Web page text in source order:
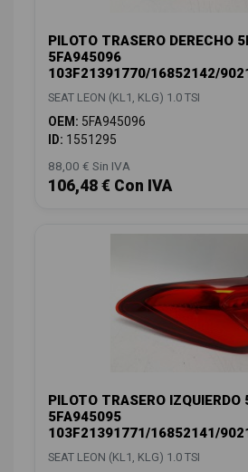
PILOTO TRASERO DERECHO
5FA945096
103F21391770/16852142/
SEAT LEON (KL1, KLG) 1.0 TSI
OEM: 5FA945096
ID: 1551295
88,00 € Sin IVA
106,48 € Con IVA
PILOTO TRASERO
5FA945095
103F21391771/16852141/
SEAT LEON (KL1, KLG) 1.0 TSI